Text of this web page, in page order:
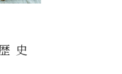
史